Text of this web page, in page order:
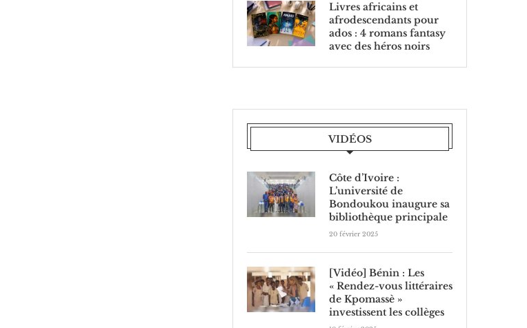
Livres africains et
afrodescendants pour
ados : 4 romans fantasy
avec des héros noirs
VIDÉOS
Côte d’Ivoire :
L’université de
Bondoukou inaugure sa
bibliothèque principale
20 février 2025
[Vidéo] Bénin : Les
« Rendez-vous littéraires
de Kpomassè »
investissent les collèges